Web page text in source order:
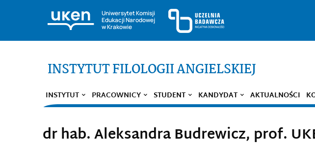
Uniwersytet Komisji
Edukacji Narodowej
w Krakowie
INSTYTUT FILOLOGII ANGIELSKIEJ
INSTYTUT PRACOWNICY STUDENT KANDYDAT AKTUALNOŚCI
dr hab. Aleksandra Budrewicz, prof.